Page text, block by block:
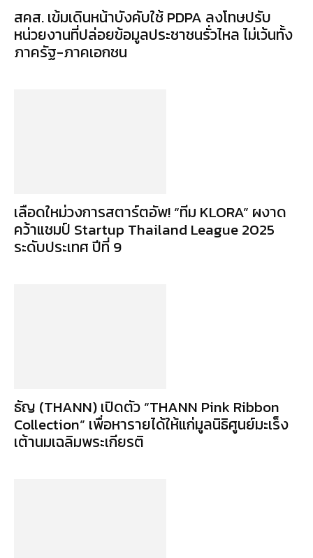
สคส. เข้มเดินหน้าบังคับใช้ PDPA ลงโทษปรับ
หน่วยงานที่ปล่อยข้อมูลประชาชนรั่วไหล ไม่เว้นทั้ง
ภาครัฐ-ภาคเอกชน
เลือดใหม่วงการสตาร์ตอัพ! “ทีม KLORA” ผงาด
คว้าแชมป์ Startup Thailand League 2025
ระดับประเทศ ปีที่ 9
ธัญ (THANN) เปิดตัว “THANN Pink Ribbon
Collection” เพื่อหารายได้ให้แก่มูลนิธิศูนย์มะเร็ง
เต้านมเฉลิมพระเกียรติ